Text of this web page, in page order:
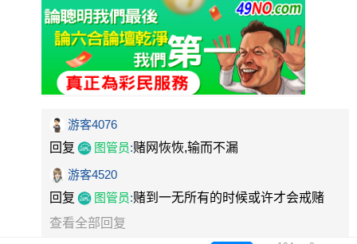
游客4076
回复
图管员:赌网恢恢,输而不漏
游客4520
回复
图管员:赌到一无所有的时候或许才会戒赌
查看全部回复